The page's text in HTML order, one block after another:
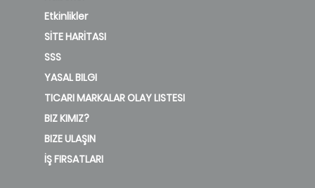
Etkinlikler
SİTE HARİTASI
SSS
YASAL BILGI
TICARI MARKALAR OLAY LISTESI
BIZ KIMIZ?
BIZE ULAŞIN
İŞ FIRSATLARI